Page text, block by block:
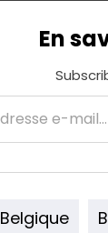
En
Belgique